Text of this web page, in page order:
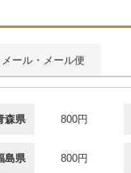
ール・メール便
森県 800円
島県 800円